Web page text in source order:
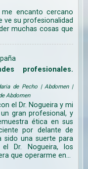
encanto cercano
ve su profesionalidad
muchas cosas que
profesionales.
de Pecho | Abdomen |
Abdomen
el Dr. Nogueira y mi
gran profesional, y
ética en sus
por delante de
sido una suerte para
Dr. Nogueira, los
que operarme en...